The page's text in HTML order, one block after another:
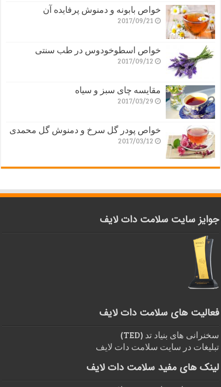
خواص بابونه و دمنوش پرفایده آن
2017/09/21
خواص اسطوخودوس در طب سنتی
2017/09/12
مقایسه چای سبز و سیاه
2017/03/29
خواص پودر گل سرخ و دمنوش گل محمدی
2017/03/12
جوایز سایت سلامت دات لایف
فعالیت های سلامت دات لایف
سخنرانی های بنیاد تد (TED)
تبلیغات در سایت سلامت دات لایف
لینک های مفید سلامت دات لایف